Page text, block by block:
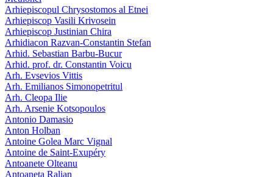
Arhiepiscopul Chrysostomos al Etnei
Arhiepiscop Vasili Krivosein
Arhiepiscop Justinian Chira
Arhidiacon Razvan-Constantin Stefan
Arhid. Sebastian Barbu-Bucur
Arhid. prof. dr. Constantin Voicu
Arh. Evsevios Vittis
Arh. Emilianos Simonopetritul
Arh. Cleopa Ilie
Arh. Arsenie Kotsopoulos
Antonio Damasio
Anton Holban
Antoine Golea Marc Vignal
Antoine de Saint-Exupéry
Antoanete Olteanu
Antoaneta Ralian